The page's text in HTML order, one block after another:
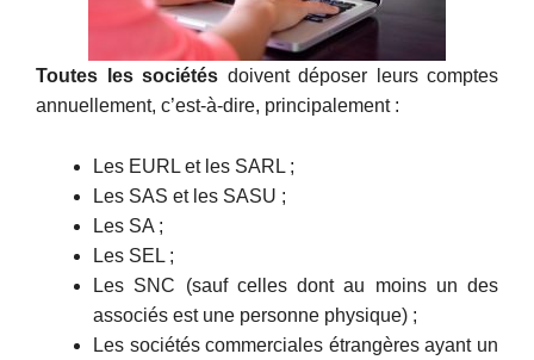
Toutes les sociétés doivent déposer leurs comptes
annuellement, c’est-à-dire, principalement :
Les EURL et les SARL ;
Les SAS et les SASU ;
Les SA ;
Les SEL ;
Les SNC (sauf celles dont au moins un des
associés est une personne physique) ;
Les sociétés commerciales étrangères ayant un